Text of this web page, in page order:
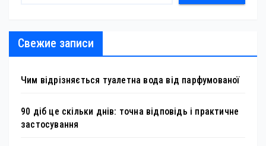
Свежие записи
Чим відрізняється туалетна вода від парфумованої
90 діб це скільки днів: точна відповідь і практичне
застосування